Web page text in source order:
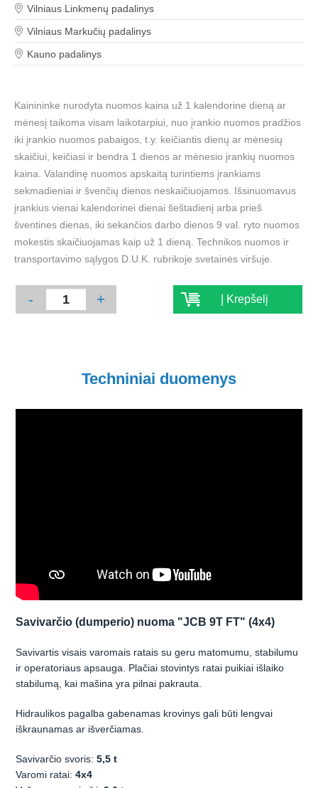
Vilniaus Linkmenų padalinys
Vilniaus Markučių padalinys
Kauno padalinys
Kainininke nurodyta nuomos kaina už 1 kalendorine dieną ar
mėnesį taikoma visam laikotarpiui, nuo įrankio nuomos pradžios
iki įrankio nuomos pabaigos, t.y. keičiantis dienų ar mėnesių
skaičiui, keičiasi ir bendra 1 dienos ar mėnesio įrankių nuomos
kaina. Valandinę nuomos apskaitą turintiems įrankiams
sekmadieniai ir švenčių dienos neskaičiuojamos. Išsinuomavus
įrankius vienai kalendorinei dienai šeštadienį arba prieš
šventines dienas, iki sekančios darbo dienos 9 val. ryto nuomos
mokestis skaičiuojamas kaip už 1 dieną. Technikos nuomos ir
transportavimo sąlygos D.U.K. rubrikoje svetainės viršuje.
- + Į Krepšelį
Techniniai duomenys
Savivarčio (dumperio) nuoma "JCB 9T FT" (4x4)
Savivartis visais varomais ratais su geru matomumu, stabilumu
ir operatoriaus apsauga. Plačiai stovintys ratai puikiai išlaiko
stabilumą, kai mašina yra pilnai pakrauta.
Hidraulikos pagalba gabenamas krovinys gali būti lengvai
iškraunamas ar išverčiamas.
Savivarčio svoris:5,5 t
Varomi ratai:4x4